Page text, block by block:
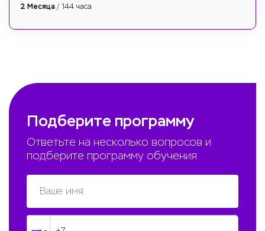
2 Месяца / 144 часа
Подберите программу
Ответьте на несколько вопросов и
подберите программу обучения